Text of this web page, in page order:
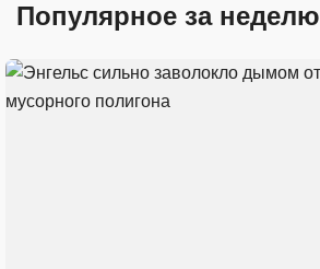
Популярное за неделю